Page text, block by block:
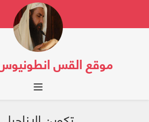
موقع القس
navigation